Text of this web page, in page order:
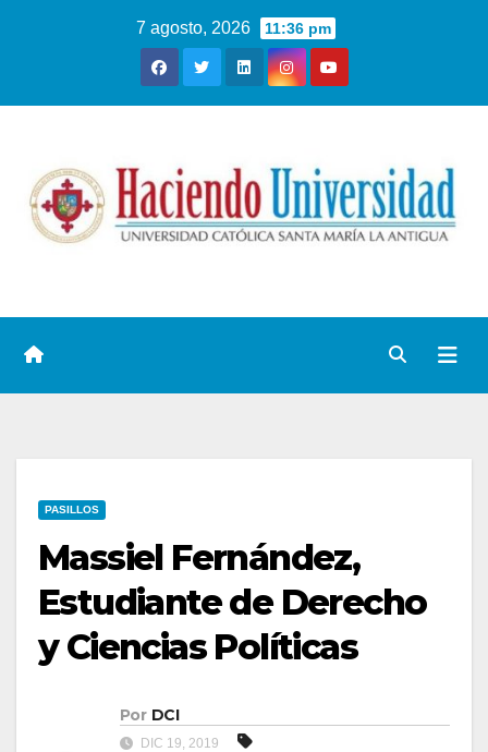
7 agosto, 2026 11:36 pm
PASILLOS
Massiel Fernández,
Estudiante de Derecho
y Ciencias Políticas
Por DCI
DIC 19, 2019